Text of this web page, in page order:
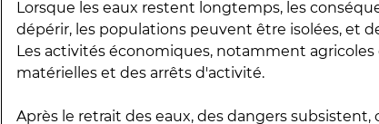
Lorsque les eaux restent longtemps, les
dépérir, les populations peuvent être isolées, et
Les activités économiques, notamment
matérielles et des arrêts d'activité.
Après le retrait des eaux, des dangers